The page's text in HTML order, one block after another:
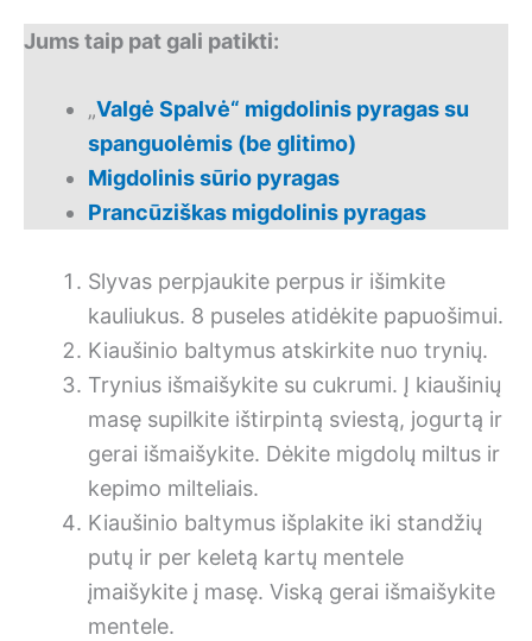
Jums taip pat gali patikti:
„Valgė Spalvė“ migdolinis pyragas su
spanguolėmis (be glitimo)
Migdolinis sūrio pyragas
Prancūziškas migdolinis pyragas
Slyvas perpjaukite perpus ir išimkite
kauliukus. 8 puseles atidėkite papuošimui.
Kiaušinio baltymus atskirkite nuo trynių.
Trynius išmaišykite su cukrumi. Į kiaušinių
masę supilkite ištirpintą sviestą, jogurtą ir
gerai išmaišykite. Dėkite migdolų miltus ir
kepimo milteliais.
Kiaušinio baltymus išplakite iki standžių
putų ir per keletą kartų mentele
įmaišykite į masę. Viską gerai išmaišykite
mentele.